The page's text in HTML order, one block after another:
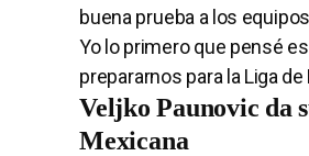
buena prueba a los
Yo lo primero que pensé
prepararnos para la Liga
Veljko Paunovic da
Mexicana